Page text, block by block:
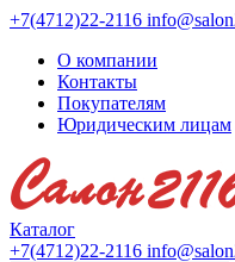
+7(4712)22-2116
О компании
Контакты
Покупателям
Юридическим лицам
Каталог
+7(4712)22-2116